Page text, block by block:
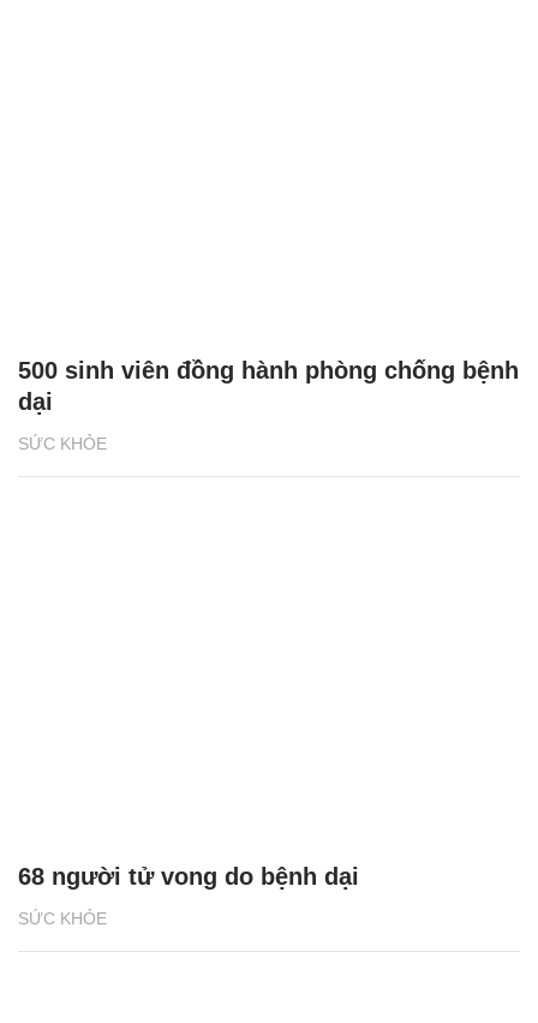
SỨC KHỎE
500 sinh viên đồng hành phòng chống bệnh
dại
SỨC KHỎE
68 người tử vong do bệnh dại